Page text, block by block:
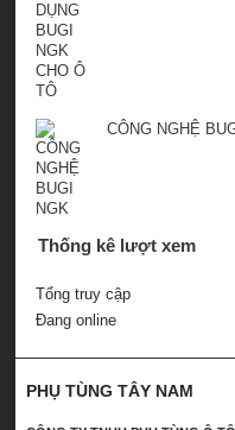
CÔNG NGHỆ
Thống kê lượt xem
Tổng truy cập
Đang online
PHỤ TÙNG TÂY NAM